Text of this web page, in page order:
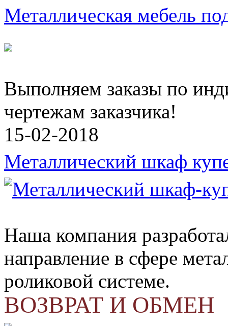
Металлическая мебель
Выполняем заказы по
чертежам заказчика!
15-02-2018
Металлический шкаф
Наша компания
направление в сфере
роликовой системе.
ВОЗВРАТ И ОБМЕН